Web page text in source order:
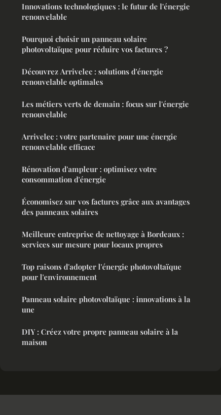
Innovations technologiques : le futur de l'énergie
renouvelable
Pourquoi choisir un panneau solaire
photovoltaïque pour réduire vos factures ?
Découvrez Arrivelec : solutions d'énergie
renouvelable optimales
Les métiers verts de demain : focus sur l'énergie
renouvelable
Arrivelec : votre partenaire pour une énergie
renouvelable efficace
Rénovation d'ampleur : optimisez votre
consommation d'énergie
Économisez sur vos factures grâce aux avantages
des panneaux solaires
Meilleure entreprise de nettoyage à Bordeaux :
services sur mesure pour locaux propres
Top raisons d'adopter l'énergie photovoltaïque
pour l'environnement
Panneau solaire photovoltaïque : innovations à la
une
DIY : Créez votre propre panneau solaire à la
maison